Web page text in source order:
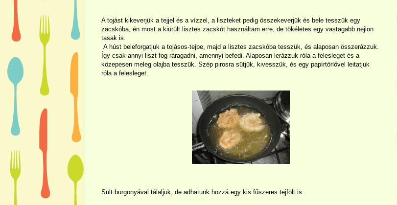
A tojást kikeverjük a tejjel és a vízzel, a liszteket pedig összekeverjük és bele tesszük egy
zacskóba, én most a kiürült lisztes zacskót használtam erre, de tökéletes egy vastagabb nejlon
tasak is.
A húst beleforgatjuk a tojásos-tejbe, majd a lisztes zacskóba tesszük, és alaposan összerázzuk.
Így csak annyi liszt fog ráragadni, amennyi befedi. Alaposan lerázzuk róla a felesleget és a
közepesen meleg olajba tesszük. Szép pirosra sütjük, kivesszük, és egy papírtörlővel leitatjuk
róla a felesleget.
Sült burgonyával tálaljuk, de adhatunk hozzá egy kis fűszeres tejfölt is.